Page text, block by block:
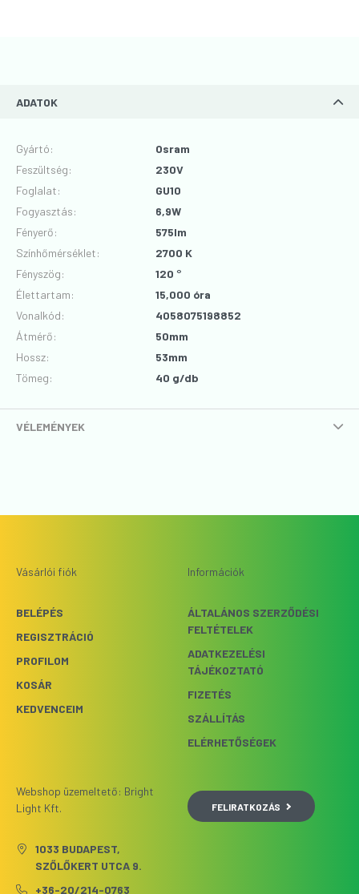
ADATOK
Gyártó:
Osram
Feszültség:
230V
Foglalat:
GU10
Fogyasztás:
6,9W
Fényerő:
575lm
Színhőmérséklet:
2700 K
Fényszög:
120 °
Élettartam:
15,000 óra
Vonalkód:
4058075198852
Átmérő:
50mm
Hossz:
53mm
Tömeg:
40 g/db
VÉLEMÉNYEK
Vásárlói fiók
BELÉPÉS
REGISZTRÁCIÓ
PROFILOM
KOSÁR
KEDVENCEIM
Információk
ÁLTALÁNOS SZERZŐDÉSI
FELTÉTELEK
ADATKEZELÉSI
TÁJÉKOZTATÓ
FIZETÉS
SZÁLLÍTÁS
ELÉRHETŐSÉGEK
Webshop üzemeltető: Bright
Light Kft.
1033 BUDAPEST,
SZŐLŐKERT UTCA 9.
+36-20/214-0763
FELIRATKOZÁS